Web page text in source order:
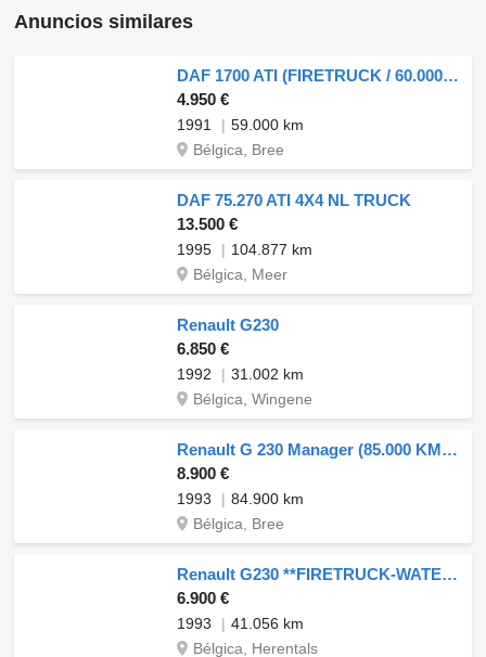
Anuncios similares
DAF 1700 ATI (FIRETRUCK / 60.000 KM / MANUAL PUMP / POMPE MANUELLE)
4.950 €
1991
59.000 km
Bélgica, Bree
DAF 75.270 ATI 4X4 NL TRUCK
13.500 €
1995
104.877 km
Bélgica, Meer
Renault G230
6.850 €
1992
31.002 km
Bélgica, Wingene
Renault G 230 Manager (85.000 KM !!!! / LAMES / GRAND PONT / BIG AXLE /
8.900 €
1993
84.900 km
Bélgica, Bree
Renault G230 **FIRETRUCK-WATERTANK-PUMP**
6.900 €
1993
41.056 km
Bélgica, Herentals